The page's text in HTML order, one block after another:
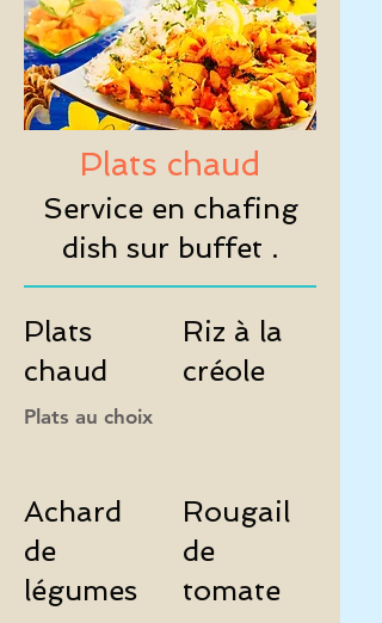
Plats chaud
Service en chafing
dish sur buffet .
Plats
chaud
Riz à la
créole
Achard
de
légumes
Rougail
de
tomate